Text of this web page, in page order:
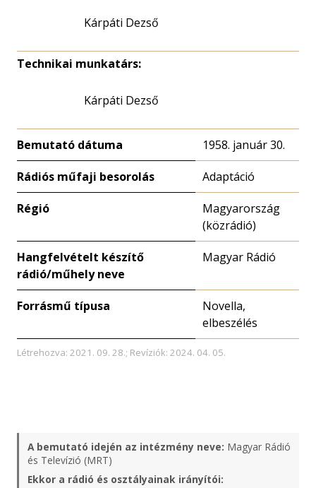
Kárpáti Dezső
Technikai munkatárs:
Kárpáti Dezső
Bemutató dátuma 1958. január 30.
Rádiós műfaji besorolás Adaptáció
Régió
Magyarország
(közrádió)
Hangfelvételt készítő
rádió/műhely neve
Magyar Rádió
Forrásmű típusa
Novella,
elbeszélés
Létrehozva: 2021. 09. 28.; Revíziók: 2024. 04. 05.
A bemutató idején az intézmény neve: Magyar Rádió
és Televízió (MRT)
Ekkor a rádió és osztályainak irányítói: